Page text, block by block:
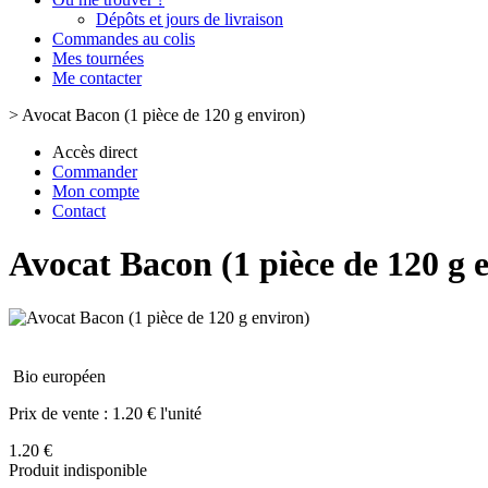
Dépôts et jours de livraison
Commandes au colis
Mes tournées
Me contacter
> Avocat Bacon (1 pièce de 120 g environ)
Accès direct
Commander
Mon compte
Contact
Avocat Bacon (1 pièce de 120 g
Bio européen
Prix de vente : 1.20 € l'unité
1.20 €
Produit indisponible